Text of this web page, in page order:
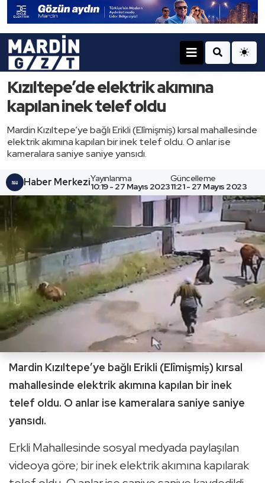
Kızıltepe’de elektrik akımına
kapılan inek telef oldu
Mardin Kızıltepe’ye bağlı Erikli (Elîmişmiș) kırsal mahallesinde
elektrik akımına kapılan bir inek telef oldu. O anlar ise
kameralara saniye saniye yansıdı.
Haber MerkeziYayınlanma
10:19 - 27 Mayıs 2023
Güncelleme
11:21 - 27 Mayıs 2023
Mardin Kızıltepe’ye bağlı Erikli (Elîmişmiș) kırsal
mahallesinde elektrik akımına kapılan bir inek
telef oldu. O anlar ise kameralara saniye saniye
yansıdı.
Erkli Mahallesinde sosyal medyada paylaşılan
videoya göre; bir inek elektrik akımına kapılarak